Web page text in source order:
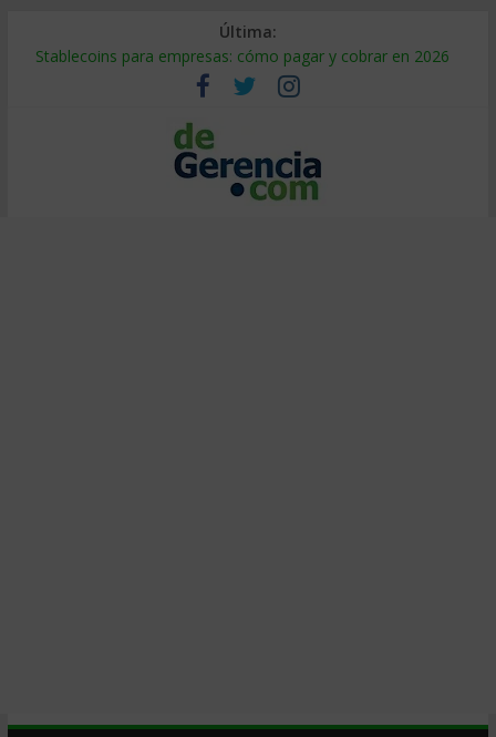
Última:
Stablecoins para empresas: cómo pagar y cobrar en 2026
Despido silencioso: qué es y por qué sale tan caro
IA en selección de personal: cómo auditarla a tiempo
Trabajo forzoso en la cadena de suministro: qué hacer
Mercado hispano de EE. UU.: cómo segmentarlo y venderle